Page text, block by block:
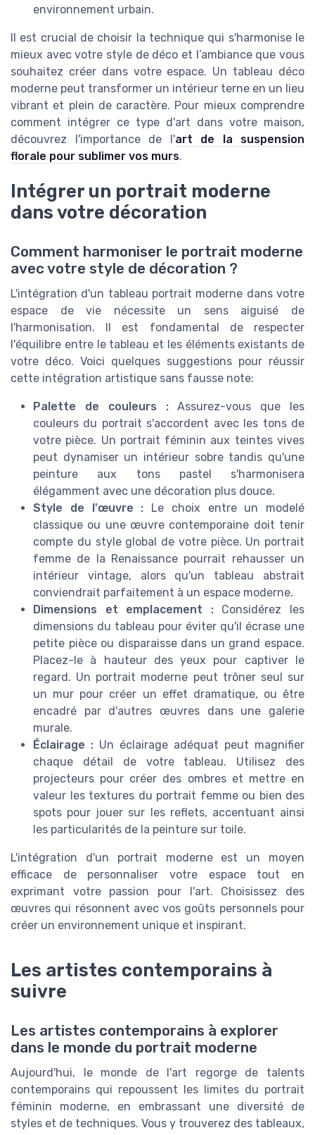
environnement urbain.
Il est crucial de choisir la technique qui s'harmonise le
mieux avec votre style de déco et l’ambiance que vous
souhaitez créer dans votre espace. Un tableau déco
moderne peut transformer un intérieur terne en un lieu
vibrant et plein de caractère. Pour mieux comprendre
comment intégrer ce type d'art dans votre maison,
découvrez l'importance de l'art de la suspension
florale pour sublimer vos murs.
Intégrer un portrait moderne
dans votre décoration
Comment harmoniser le portrait moderne
avec votre style de décoration ?
L'intégration d'un tableau portrait moderne dans votre
espace de vie nécessite un sens aiguisé de
l'harmonisation. Il est fondamental de respecter
l'équilibre entre le tableau et les éléments existants de
votre déco. Voici quelques suggestions pour réussir
cette intégration artistique sans fausse note:
Palette de couleurs :Assurez-vous que les
couleurs du portrait s'accordent avec les tons de
votre pièce. Un portrait féminin aux teintes vives
peut dynamiser un intérieur sobre tandis qu'une
peinture aux tons pastel s'harmonisera
élégamment avec une décoration plus douce.
Style de l'œuvre : Le choix entre un modelé
classique ou une œuvre contemporaine doit tenir
compte du style global de votre pièce. Un portrait
femme de la Renaissance pourrait rehausser un
intérieur vintage, alors qu'un tableau abstrait
conviendrait parfaitement à un espace moderne.
Dimensions et emplacement :Considérez les
dimensions du tableau pour éviter qu'il écrase une
petite pièce ou disparaisse dans un grand espace.
Placez-le à hauteur des yeux pour captiver le
regard. Un portrait moderne peut trôner seul sur
un mur pour créer un effet dramatique, ou être
encadré par d'autres œuvres dans une galerie
murale.
Éclairage : Un éclairage adéquat peut magnifier
chaque détail de votre tableau. Utilisez des
projecteurs pour créer des ombres et mettre en
valeur les textures du portrait femme ou bien des
spots pour jouer sur les reflets, accentuant ainsi
les particularités de la peinture sur toile.
L'intégration d'un portrait moderne est un moyen
efficace de personnaliser votre espace tout en
exprimant votre passion pour l'art. Choisissez des
œuvres qui résonnent avec vos goûts personnels pour
créer un environnement unique et inspirant.
Les artistes contemporains à
suivre
Les artistes contemporains à explorer
dans le monde du portrait moderne
Aujourd'hui, le monde de l'art regorge de talents
contemporains qui repoussent les limites du portrait
féminin moderne, en embrassant une diversité de
styles et de techniques. Vous y trouverez des tableaux,